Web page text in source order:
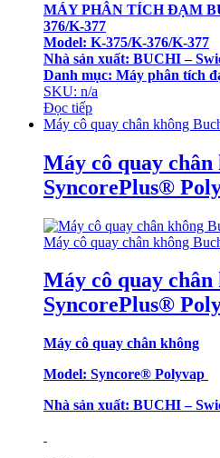
MÁY PHÂN TÍCH ĐẠM
376/K-377
Model: K-375/K-376/K-377
Nhà sản xuất: BUCHI –
Danh mục: Máy phân tích
SKU: n/a
Đọc tiếp
Máy cô quay chân không
Máy cô quay chân
SyncorePlus®
Máy cô quay chân không
Máy cô quay
SyncorePlus®
Máy cô quay chân không
Model: Syncore® Polyvap
Nhà sản xuất: BUCHI –